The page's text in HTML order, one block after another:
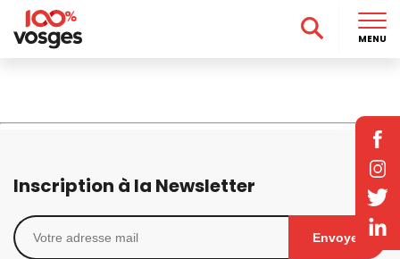
Inscription à la Newsletter
Envoyer
MENU